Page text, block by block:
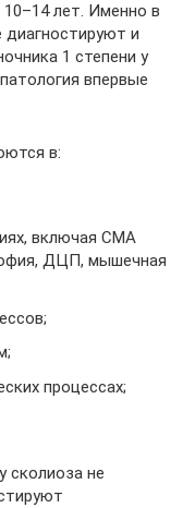
лет. Именно в
диагностируют и
1 степени у
впервые
в:
включая СМА
ДЦП, мышечная
процессах;
сколиоза не